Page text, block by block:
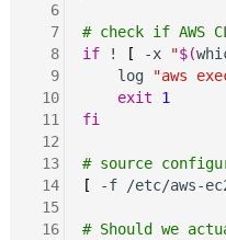
  6
  7
  8
  9
10
11
12
13
14
15
16
# check if AWS
if ! [ -x "$(
    log
"aws
exit
1
fi
# source
[
-f /etc/aws-
# Should we